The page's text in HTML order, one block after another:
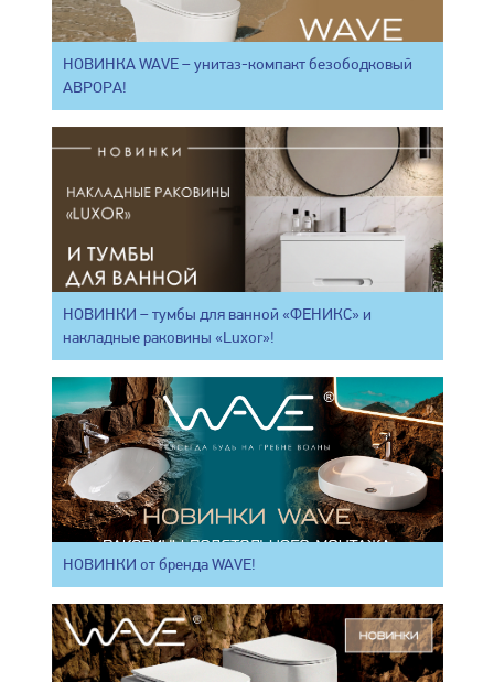
НОВИНКА WAVE – унитаз-компакт безободковый
АВРОРА!
НОВИНКИ – тумбы для ванной «ФЕНИКС» и
накладные раковины «Luxor»!
НОВИНКИ от бренда WAVE!